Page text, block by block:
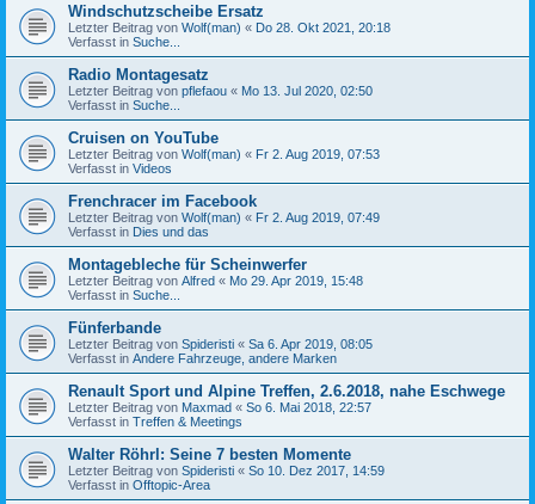
Windschutzscheibe Ersatz
Letzter Beitrag von Wolf(man) « Do 28. Okt 2021, 20:18
Verfasst in Suche...
Radio Montagesatz
Letzter Beitrag von pflefaou « Mo 13. Jul 2020, 02:50
Verfasst in Suche...
Cruisen on YouTube
Letzter Beitrag von Wolf(man) « Fr 2. Aug 2019, 07:53
Verfasst in Videos
Frenchracer im Facebook
Letzter Beitrag von Wolf(man) « Fr 2. Aug 2019, 07:49
Verfasst in Dies und das
Montagebleche für Scheinwerfer
Letzter Beitrag von Alfred « Mo 29. Apr 2019, 15:48
Verfasst in Suche...
Fünferbande
Letzter Beitrag von Spideristi « Sa 6. Apr 2019, 08:05
Verfasst in Andere Fahrzeuge, andere Marken
Renault Sport und Alpine Treffen, 2.6.2018, nahe Eschwege
Letzter Beitrag von Maxmad « So 6. Mai 2018, 22:57
Verfasst in Treffen & Meetings
Walter Röhrl: Seine 7 besten Momente
Letzter Beitrag von Spideristi « So 10. Dez 2017, 14:59
Verfasst in Offtopic-Area